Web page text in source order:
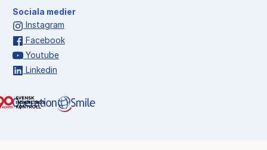
Sociala medier
Instagram
Facebook
Youtube
Linkedin